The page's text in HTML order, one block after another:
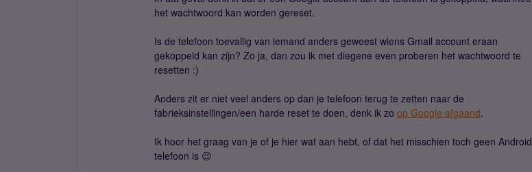
het wachtwoord kan worden gereset.
Is de telefoon toevallig van iemand anders geweest wiens Gmail account eraan
gekoppeld kan zijn? Zo ja, dan zou ik met diegene even proberen het wachtwoord te
resetten :)
Anders zit er niet veel anders op dan je telefoon terug te zetten naar de
fabrieksinstellingen/een harde reset te doen, denk ik zo op Google afgaand.
Ik hoor het graag van je of je hier wat aan hebt, of dat het misschien toch geen Android
telefoon is 😉